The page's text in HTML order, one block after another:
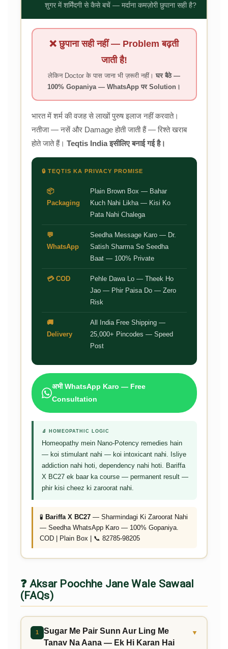
शुगर में शर्मिंदगी से कैसे बचें — मर्दाना कमज़ोरी छुपाना सही है?
❌ छुपाना सही नहीं — Problem बढ़ती
जाती है!
लेकिन Doctor के पास जाना भी ज़रूरी नहीं। घर बैठे —
100% Gopaniya — WhatsApp पर Solution।
भारत में शर्म की वजह से लाखों पुरुष इलाज नहीं करवाते।
नतीजा — नसें और Damage होती जाती हैं — रिश्ते खराब
होते जाते हैं। Teqtis India इसीलिए बनाई गई है।
🔒 TEQTIS KA PRIVACY PROMISE
📦
Packaging
Plain Brown Box — Bahar
Kuch Nahi Likha — Kisi Ko
Pata Nahi Chalega
💬
WhatsApp
Seedha Message Karo — Dr.
Satish Sharma Se Seedha
Baat — 100% Private
💳 COD
Pehle Dawa Lo — Theek Ho
Jao — Phir Paisa Do — Zero
Risk
🚚
Delivery
All India Free Shipping —
25,000+ Pincodes — Speed
Post
अभी WhatsApp Karo — Free
Consultation
🔬 HOMEOPATHIC LOGIC
Homeopathy mein Nano-Potency remedies hain
— koi stimulant nahi — koi intoxicant nahi. Isliye
addiction nahi hoti, dependency nahi hoti. Bariffa
X BC27 ek baar ka course — permanent result —
phir kisi cheez ki zaroorat nahi.
🧪 Bariffa X BC27— Sharmindagi Ki Zaroorat Nahi
— Seedha WhatsApp Karo — 100% Gopaniya.
COD | Plain Box | 📞 82785-98205
❓ Aksar Poochhe Jane Wale Sawaal
(FAQs)
1
Sugar Me Pair Sunn Aur Ling Me
Tanav Na Aana — Ek Hi Karan Hai
▼